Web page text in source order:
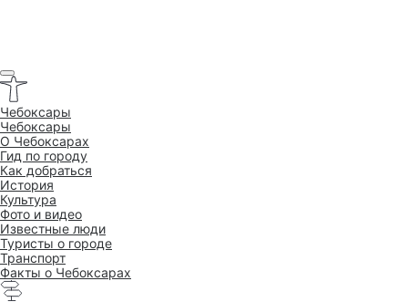
Чебоксары
Чебоксары
O Чебоксарах
Гид по городу
Как добраться
История
Культура
Фото и видео
Известные люди
Туристы о городе
Транспорт
Факты о Чебоксарах